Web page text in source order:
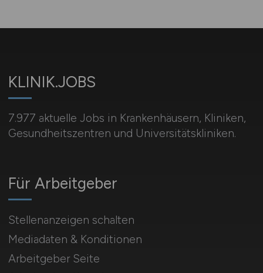
KLINIK.JOBS
7.977 aktuelle Jobs in Krankenhäusern, Kliniken,
Gesundheitszentren und Universitätskliniken.
Für Arbeitgeber
Stellenanzeigen schalten
Mediadaten & Konditionen
Arbeitgeber Seite